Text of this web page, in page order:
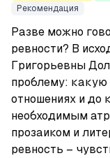
Рекомендация
Разве можно
ревности? В
Григорьевны
проблему: какую
отношениях и до
необходимым
прозаиком и
ревность –